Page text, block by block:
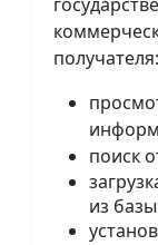
получателя:
поиск
из